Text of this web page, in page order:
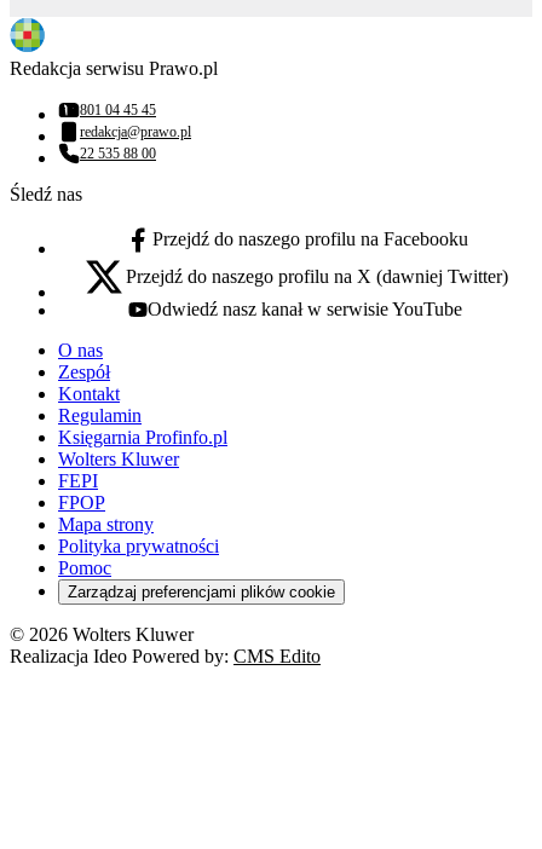
Redakcja serwisu Prawo.pl
Numer telefonu:
801 04 45 45
Adres email:
redakcja@prawo.pl
Numer telefonu:
22 535 88 00
Śledź nas
facebook - otwiera się w nowej karcie
Przejdź do naszego profilu na Facebooku
x - otwiera się w nowej karcie
Przejdź do naszego profilu na X (dawniej Twitter)
youtube - otwiera się w nowej karcie
Odwiedź nasz kanał w serwisie YouTube
O nas
Zespół
Kontakt
Regulamin
Księgarnia Profinfo.pl
Wolters Kluwer
FEPI
FPOP
Mapa strony
Polityka prywatności
Pomoc
Zarządzaj preferencjami plików cookie
© 2026 Wolters Kluwer
Realizacja Ideo Powered by: CMS Edito